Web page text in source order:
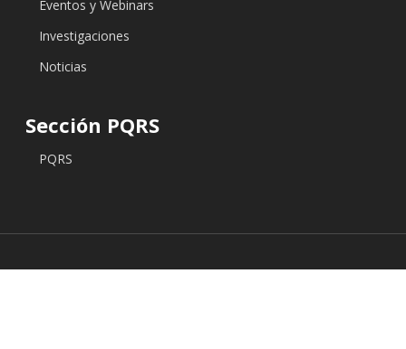
Eventos y Webinars
Investigaciones
Noticias
Sección PQRS
PQRS